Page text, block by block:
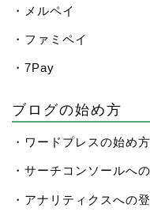
・メルペイ
・ファミペイ
・7Pay
ブログの始め方
・ワードプレスの始め
・サーチコンソールへ
・アナリティクスへの